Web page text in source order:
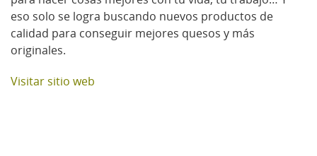
eso solo se logra buscando nuevos productos de
calidad para conseguir mejores quesos y más
originales.
Visitar sitio web